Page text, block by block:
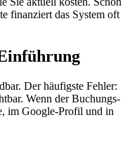
finanziert das System oft
Der häufigste Fehler:
Wenn der Buchungs-
im Google-Profil und in